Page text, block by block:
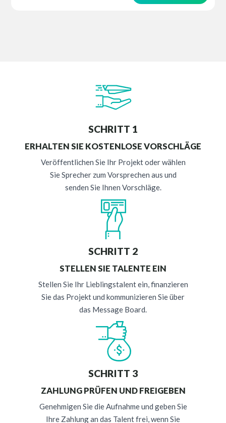
SCHRITT 1
ERHALTEN SIE KOSTENLOSE VORSCHLÄGE
Veröffentlichen Sie Ihr Projekt oder wählen
Sie Sprecher zum Vorsprechen aus und
senden Sie Ihnen Vorschläge.
SCHRITT 2
STELLEN SIE TALENTE EIN
Stellen Sie Ihr Lieblingstalent ein, finanzieren
Sie das Projekt und kommunizieren Sie über
das Message Board.
SCHRITT 3
ZAHLUNG PRÜFEN UND FREIGEBEN
Genehmigen Sie die Aufnahme und geben Sie
Ihre Zahlung an das Talent frei, wenn Sie